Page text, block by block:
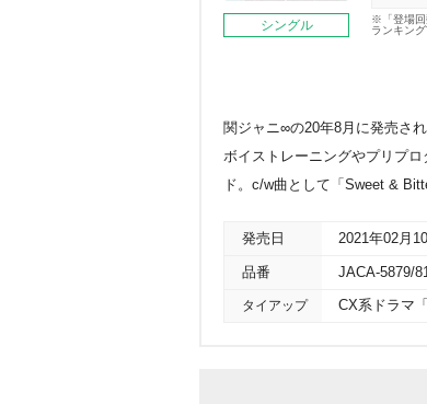
シングル ※「登場回
ランキン
関ジャニ∞の20年8月に発売さ
ボイストレーニングやプリプ
ド。c/w曲として「Sweet &
発売日 2021年02月
品番 JACA-5879/
タイアップ CX系ドラマ